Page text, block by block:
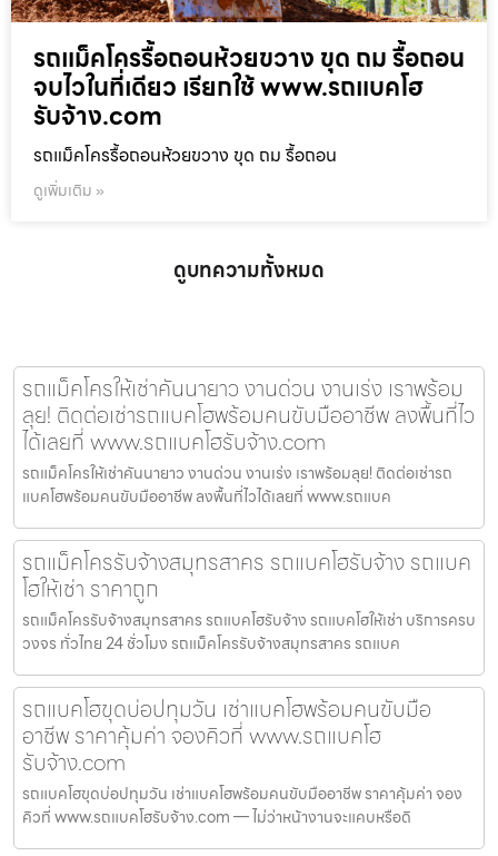
รถแม็คโครรื้อถอนห้วยขวาง ขุด ถม รื้อถอน
จบไวในที่เดียว เรียกใช้ www.รถแบคโฮ
รับจ้าง.com
รถแม็คโครรื้อถอนห้วยขวาง ขุด ถม รื้อถอน
ดูเพิ่มเติม »
ดูบทความทั้งหมด
รถแม็คโครให้เช่าคันนายาว งานด่วน งานเร่ง เราพร้อม
ลุย! ติดต่อเช่ารถแบคโฮพร้อมคนขับมืออาชีพ ลงพื้นที่ไว
ได้เลยที่ www.รถแบคโฮรับจ้าง.com
รถแม็คโครให้เช่าคันนายาว งานด่วน งานเร่ง เราพร้อมลุย! ติดต่อเช่ารถ
แบคโฮพร้อมคนขับมืออาชีพ ลงพื้นที่ไวได้เลยที่ www.รถแบค
รถแม็คโครรับจ้างสมุทรสาคร รถแบคโฮรับจ้าง รถแบค
โฮให้เช่า ราคาถูก
รถแม็คโครรับจ้างสมุทรสาคร รถแบคโฮรับจ้าง รถแบคโฮให้เช่า บริการครบ
วงจร ทั่วไทย 24 ชั่วโมง รถแม็คโครรับจ้างสมุทรสาคร รถแบค
รถแบคโฮขุดบ่อปทุมวัน เช่าแบคโฮพร้อมคนขับมือ
อาชีพ ราคาคุ้มค่า จองคิวที่ www.รถแบคโฮ
รับจ้าง.com
รถแบคโฮขุดบ่อปทุมวัน เช่าแบคโฮพร้อมคนขับมืออาชีพ ราคาคุ้มค่า จอง
คิวที่ www.รถแบคโฮรับจ้าง.com — ไม่ว่าหน้างานจะแคบหรือดิ